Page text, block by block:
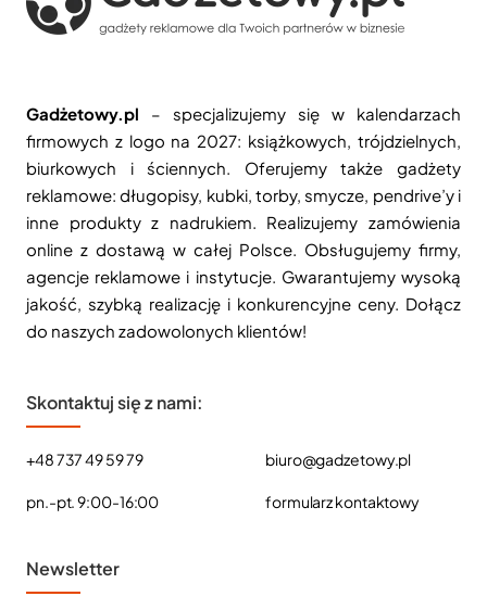
Gadżetowy.pl – specjalizujemy się w kalendarzach
firmowych z logo na 2027: książkowych, trójdzielnych,
biurkowych i ściennych. Oferujemy także gadżety
reklamowe: długopisy, kubki, torby, smycze, pendrive’y i
inne produkty z nadrukiem. Realizujemy zamówienia
online z dostawą w całej Polsce. Obsługujemy firmy,
agencje reklamowe i instytucje. Gwarantujemy wysoką
jakość, szybką realizację i konkurencyjne ceny. Dołącz
do naszych zadowolonych klientów!
Skontaktuj się z nami:
+48 737 49 59 79
pn.-pt. 9:00-16:00
biuro@gadzetowy.pl
formularz kontaktowy
Newsletter